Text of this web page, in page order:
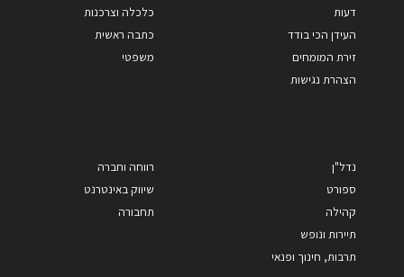
דעות
העידן הכי בודד
זירת המומחים
הצהרת נגישות
כלכלה וצרכנות
כתבה ראשית
משפטי
נדל"ן
ספורט
קהילה
תיירות ונופש
תרבות, חינוך ופנאי
רווחה וחברה
שיווק באינטרנט
תחבורה